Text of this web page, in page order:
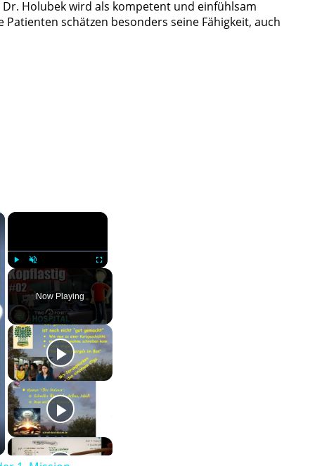
Dr. Holubek wird als kompetent und einfühlsam
schätzen besonders seine Fähigkeit, auch
×
Unmute Fullscreen
Now Playing